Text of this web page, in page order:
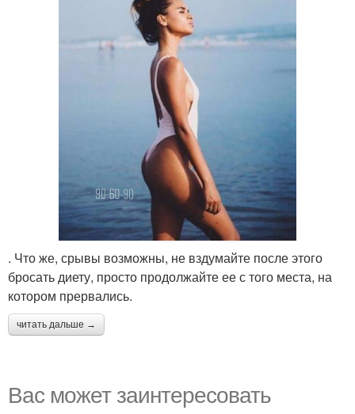
. Что же, срывы возможны, не вздумайте после этого
бросать диету, просто продолжайте ее с того места, на
котором прервались.
читать дальше →
Вас может заинтересовать